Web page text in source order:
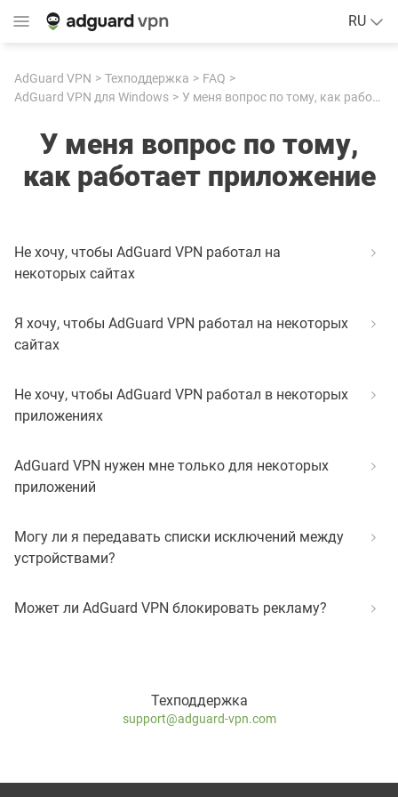
RU
AdGuard VPN Техподдержка
FAQ
AdGuard VPN для Windows
У меня вопрос по тому, как работает приложение
У меня вопрос по тому,
как работает приложение
Не хочу, чтобы AdGuard VPN работал на
некоторых сайтах
Я хочу, чтобы AdGuard VPN работал на некоторых
сайтах
Не хочу, чтобы AdGuard VPN работал в некоторых
приложениях
AdGuard VPN нужен мне только для некоторых
приложений
Могу ли я передавать списки исключений между
устройствами?
Может ли AdGuard VPN блокировать рекламу?
Техподдержка
support@adguard-vpn.com